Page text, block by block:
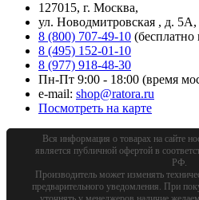
127015, г. Москва,
ул. Новодмитровская , д. 5А,
8 (800) 707-49-10
8 (495) 152-01-10
8 (977) 918-48-30
Пн-Пт 9:00 - 18:00 (время
e-mail: shop@ratora.ru
Посмотреть на карте
Вся информация о товарах на сайте
является публичной офертой в
РФ.
Производитель может изменять
предварительного уведомления. При